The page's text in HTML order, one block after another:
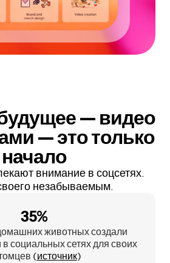
— видео
— это только
начало
внимание в соцсетях.
незабываемым.
35%
животных создали
социальных сетях для своих
(источник)